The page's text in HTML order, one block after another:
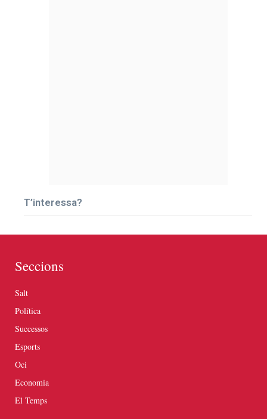
T’interessa?
Seccions
Salt
Política
Successos
Esports
Oci
Economia
El Temps